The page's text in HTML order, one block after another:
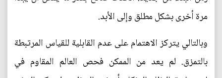
مرة أخرى بشكل مطلق وإلى الأبد.
وبالتالي يتركز الاهتمام على عدم القابلية للقياس المرتبطة
بالتمزق. لم يعد من الممكن فحص العالم المقاوم في